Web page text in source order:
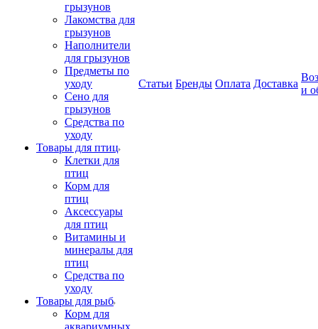
грызунов
Лакомства для
грызунов
Наполнители
для грызунов
Предметы по
уходу
Сено для
грызунов
Средства по
уходу
Товары для птиц
Клетки для
птиц
Корм для
птиц
Аксессуары
для птиц
Витамины и
минералы для
птиц
Средства по
уходу
Товары для рыб
Корм для
аквариумных
Статьи Бренды Оплата Доставка
и